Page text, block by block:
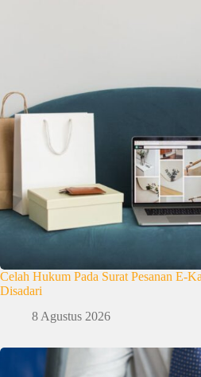
Celah Hukum Pada Surat Pesanan E-
Disadari
8 Agustus 2026